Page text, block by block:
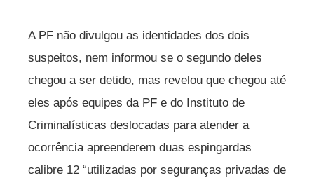
A PF não divulgou as identidades dos dois
suspeitos, nem informou se o segundo deles
chegou a ser detido, mas revelou que chegou até
eles após equipes da PF e do Instituto de
Criminalísticas deslocadas para atender a
ocorrência apreenderem duas espingardas
calibre 12 “utilizadas por seguranças privadas de